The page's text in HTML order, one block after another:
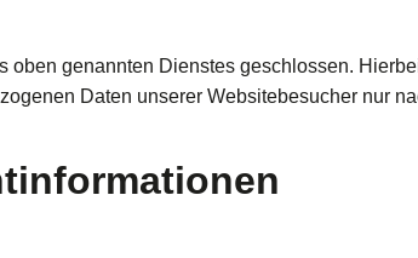
genannten Dienstes geschlossen.
Daten unserer Websitebesucher nur